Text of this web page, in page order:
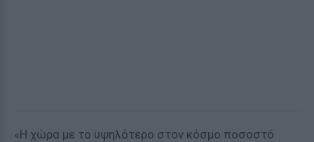
«Η χώρα με το υψηλότερο στον κόσμο ποσοστό